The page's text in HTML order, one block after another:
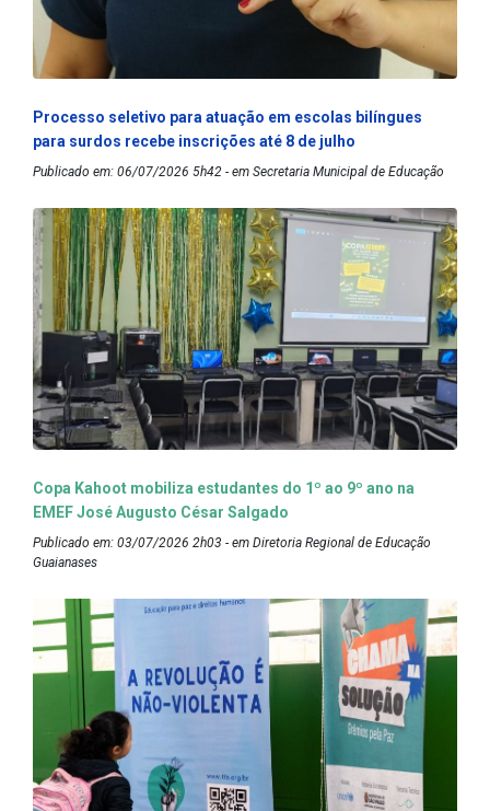
Processo seletivo para atuação em escolas bilíngues
para surdos recebe inscrições até 8 de julho
Publicado em: 06/07/2026 5h42 - em Secretaria Municipal de Educação
Copa Kahoot mobiliza estudantes do 1º ao 9º ano na
EMEF José Augusto César Salgado
Publicado em: 03/07/2026 2h03 - em Diretoria Regional de Educação
Guaianases